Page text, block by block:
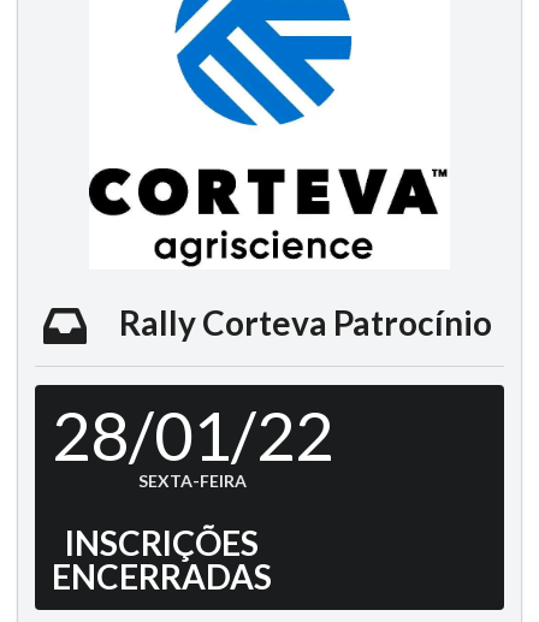
Rally Corteva Patrocínio
28/01/22
SEXTA-FEIRA
INSCRIÇÕES
ENCERRADAS